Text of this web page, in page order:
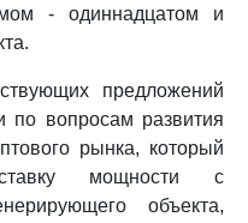
- одиннадцатом и
предложений
по вопросам развития
рынка, который
мощности с
объекта,